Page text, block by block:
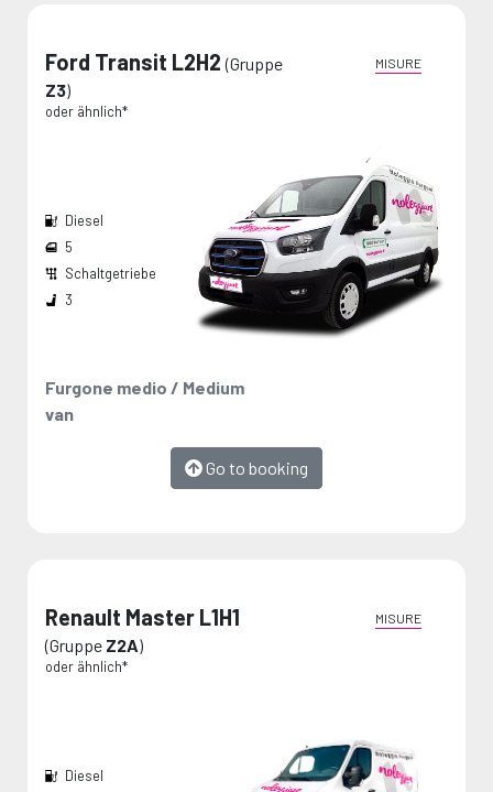
Ford Transit L2H2(Gruppe
Z3)
oder ähnlich*
Furgone medio / Medium
van
MISURE
Go to booking
Diesel
5
Schaltgetriebe
3
Renault Master L1H1
(Gruppe Z2A)
oder ähnlich*
MISURE
Diesel